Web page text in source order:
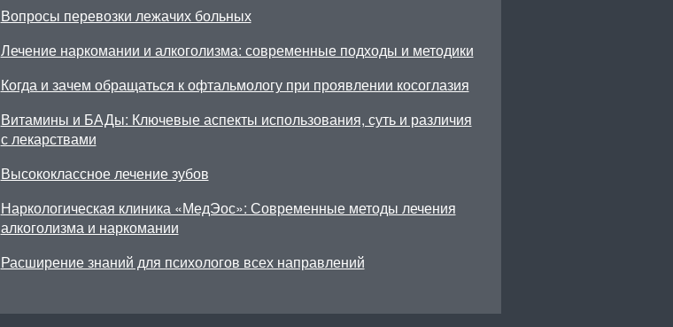
Вопросы перевозки лежачих больных
Лечение наркомании и алкоголизма: современные подходы и методики
Когда и зачем обращаться к офтальмологу при проявлении косоглазия
Витамины и БАДы: Ключевые аспекты использования, суть и различия
с лекарствами
Высококлассное лечение зубов
Наркологическая клиника «МедЭос»: Современные методы лечения
алкоголизма и наркомании
Расширение знаний для психологов всех направлений